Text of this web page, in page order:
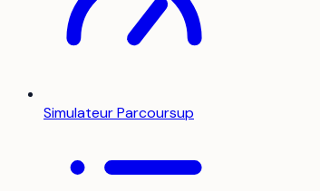
Simulateur Parcoursup